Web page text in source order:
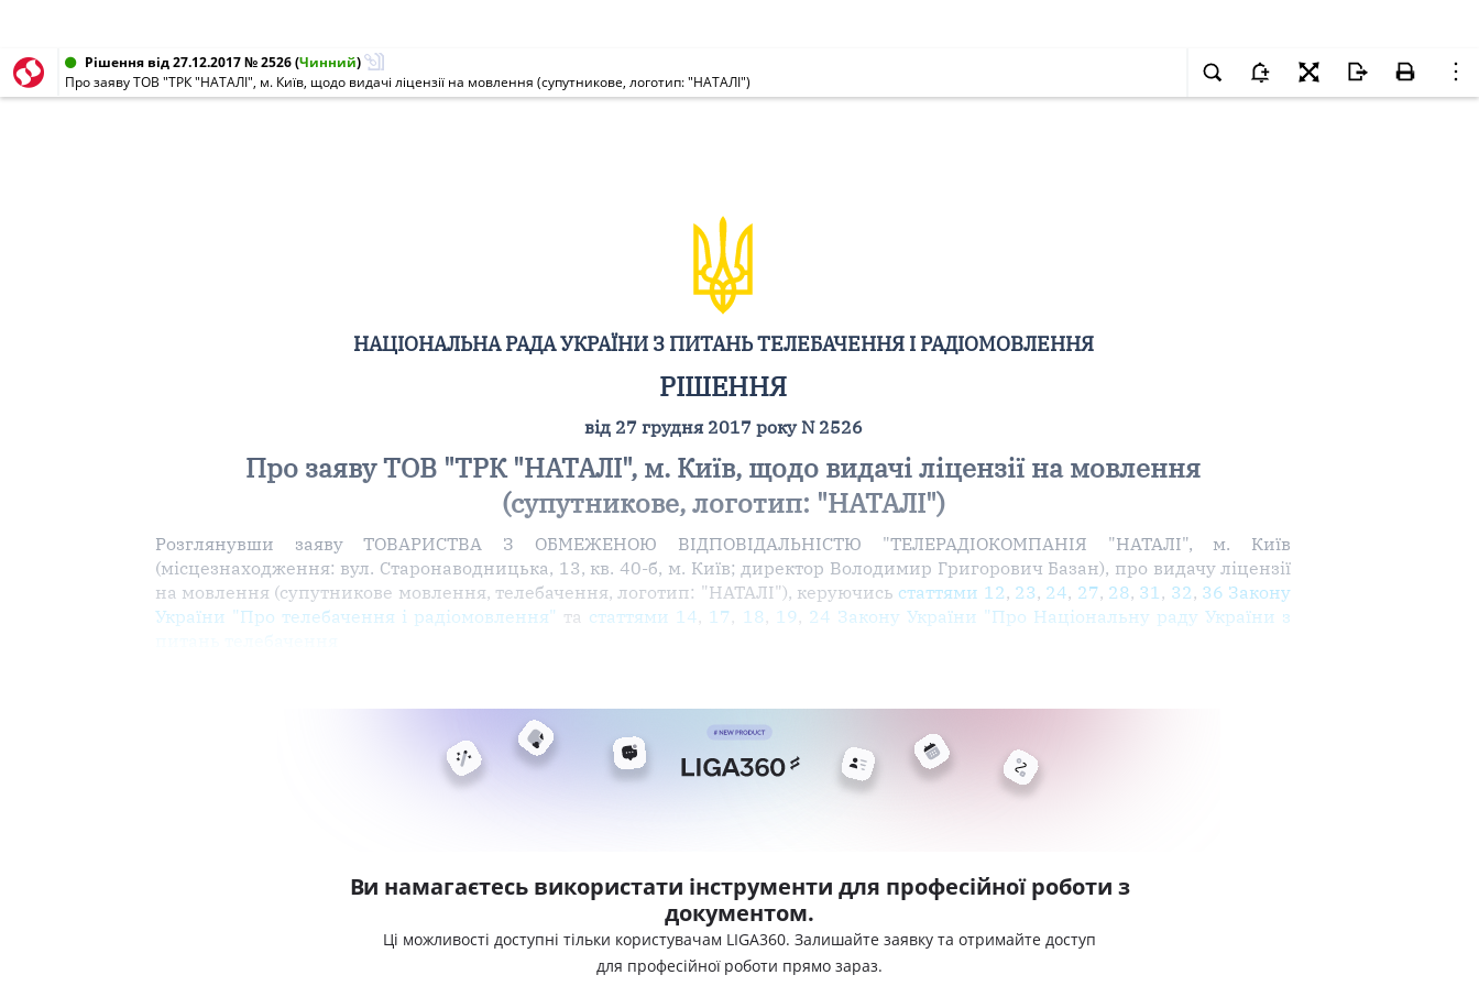
Рішення від 27.12.2017 № 2526(Чинний)
Про заяву ТОВ "ТРК "НАТАЛІ", м. Київ, щодо видачі ліцензії на мовлення (супутникове, логотип: "НАТАЛІ")
НАЦІОНАЛЬНА РАДА УКРАЇНИ З ПИТАНЬ ТЕЛЕБАЧЕННЯ І РАДІОМОВЛЕННЯ
РІШЕННЯ
від 27 грудня 2017 року N 2526
Про заяву ТОВ "ТРК "НАТАЛІ", м. Київ, щодо видачі ліцензії на мовлення
(супутникове, логотип: "НАТАЛІ")
Розглянувши заяву ТОВАРИСТВА З ОБМЕЖЕНОЮ ВІДПОВІДАЛЬНІСТЮ "ТЕЛЕРАДІОКОМПАНІЯ "НАТАЛІ", м. Київ
(місцезнаходження: вул. Старонаводницька, 13, кв. 40-б, м. Київ; директор Володимир Григорович Базан), про видачу ліцензії
на мовлення (супутникове мовлення, телебачення, логотип: "НАТАЛІ"), керуючись статтями 12, 23, 24, 27, 28, 31 , 32, 36 Закону
України "Про телебачення і радіомовлення" та статтями 14, 17 , 18 , 19 , 24 Закону України "Про Національну раду України з
Ви намагаєтесь використати інструменти для професійної роботи з
документом.
Ці можливості доступні тільки користувачам LIGA360. Залишайте заявку та отримайте доступ
для професійної роботи прямо зараз.